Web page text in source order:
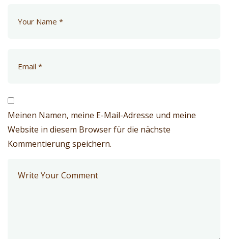
Meinen Namen, meine E-Mail-Adresse und meine
Website in diesem Browser für die nächste
Kommentierung speichern.